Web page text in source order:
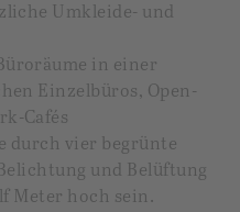
Umkleide- und
in einer
Einzelbüros, Open-
Cafés
durch vier begrünte
und Belüftung
Meter hoch sein.